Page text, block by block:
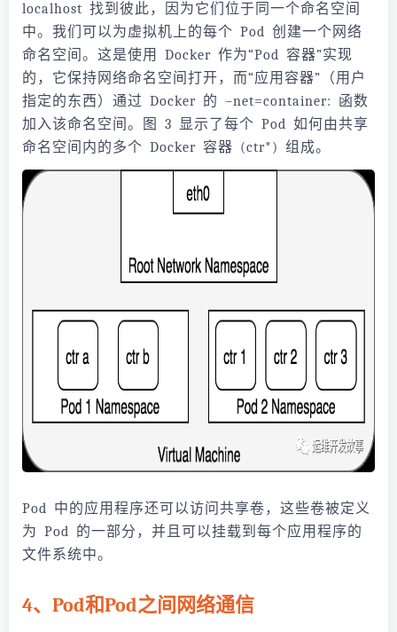
localhost 找到彼此，因为它们位于同一个命名空间
中。我们可以为虚拟机上的每个 Pod 创建一个网络
命名空间。这是使用 Docker 作为“Pod 容器”实现
的，它保持网络命名空间打开，而“应用容器”（用户
指定的东西）通过 Docker 的 –net=container: 函数
加入该命名空间。图 3 显示了每个 Pod 如何由共享
命名空间内的多个 Docker 容器 (ctr*) 组成。
Pod 中的应用程序还可以访问共享卷，这些卷被定义
为 Pod 的一部分，并且可以挂载到每个应用程序的
文件系统中。
4、Pod和Pod之间网络通信